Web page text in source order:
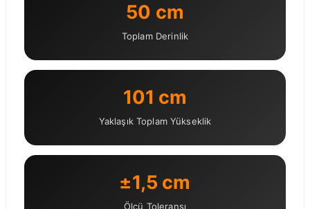
50 cm
Toplam Derinlik
101 cm
Yaklaşık Toplam Yükseklik
±1,5 cm
Ölçü Toleransı